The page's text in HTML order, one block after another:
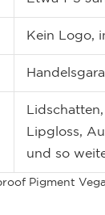
Kein Logo,
Lipgloss,
und so